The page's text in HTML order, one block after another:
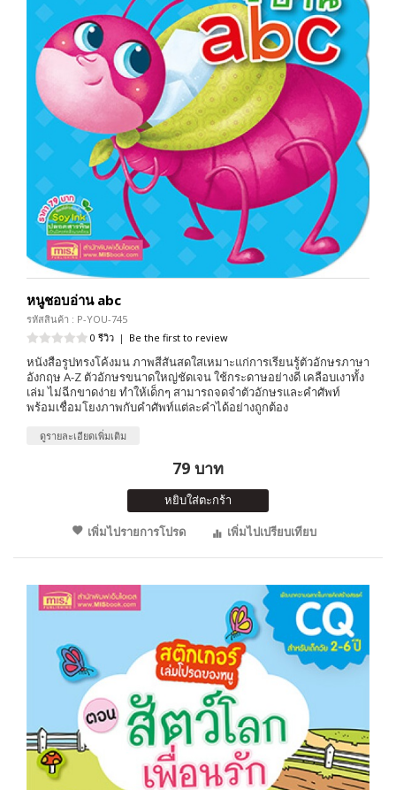
หนูชอบอ่าน abc
รหัสสินค้า : P-YOU-745
0 รีวิว | Be the first to review
หนังสือรูปทรงโค้งมน ภาพสีสันสดใสเหมาะแก่การเรียนรู้ตัวอักษรภาษา
อังกฤษ A-Z ตัวอักษรขนาดใหญ่ชัดเจน ใช้กระดาษอย่างดี เคลือบเงาทั้ง
เล่ม ไม่ฉีกขาดง่าย ทำให้เด็กๆ สามารถจดจำตัวอักษรและคำศัพท์
พร้อมเชื่อมโยงภาพกับคำศัพท์แต่ละคำได้อย่างถูกต้อง
ดูรายละเอียดเพิ่มเติม
79 บาท
หยิบใส่ตะกร้า
เพิ่มไปรายการโปรด
เพิ่มไปเปรียบเทียบ